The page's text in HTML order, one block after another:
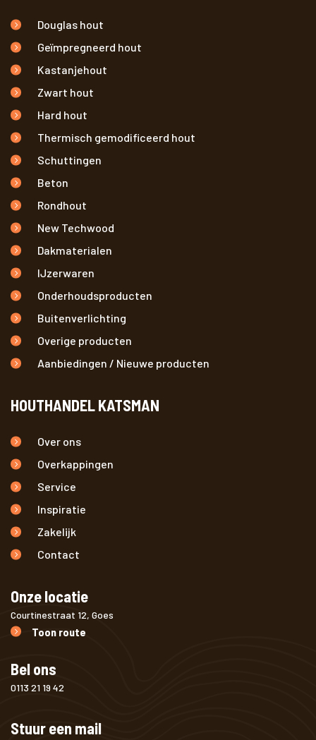
Douglas hout
Geïmpregneerd hout
Kastanjehout
Zwart hout
Hard hout
Thermisch gemodificeerd hout
Schuttingen
Beton
Rondhout
New Techwood
Dakmaterialen
IJzerwaren
Onderhoudsproducten
Buitenverlichting
Overige producten
Aanbiedingen / Nieuwe producten
HOUTHANDEL KATSMAN
Over ons
Overkappingen
Service
Inspiratie
Zakelijk
Contact
Onze locatie
Courtinestraat 12, Goes
Toon route
Bel ons
0113 21 19 42
Stuur een mail